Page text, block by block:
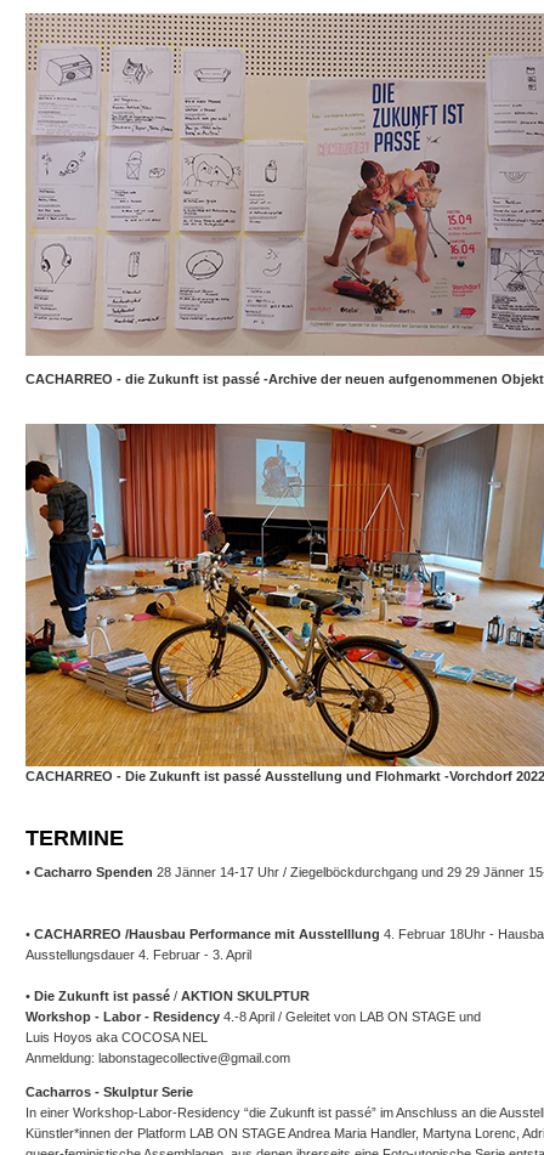
CACHARREO - die Zukunft ist passé -Archive der neuen aufgenommenen
CACHARREO - Die Zukunft ist passé Ausstellung und Flohmarkt -Vorchdorf 2022
TERMINE
• Cacharro Spenden 28 Jänner 14-17 Uhr / Ziegelböckdurchgang und 29 29 Jänner
• CACHARREO /Hausbau Performance mit Ausstelllung 4. Februar 18Uhr -
Ausstellungsdauer 4. Februar - 3. April
• Die Zukunft ist passé / AKTION SKULPTUR
Workshop - Labor - Residency 4.-8 April / Geleitet von LAB ON STAGE und
Luis Hoyos aka COCOSA NEL
Anmeldung: labonstagecollective@gmail.com
Cacharros - Skulptur Serie
In einer Workshop-Labor-Residency “die Zukunft ist passé” im Anschluss an die
Künstler*innen der Platform LAB ON STAGE Andrea Maria Handler, Martyna Lorenc,